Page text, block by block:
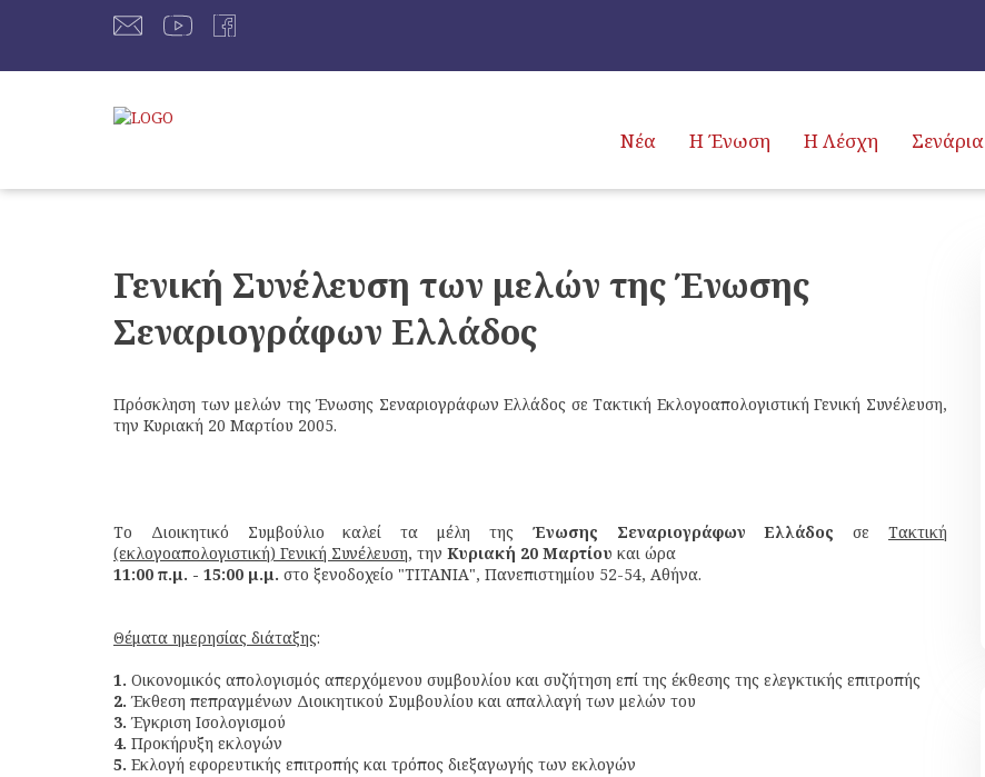
Νέα Η Ένωση Η Λέσχη Σενάρια
Γενική Συνέλευση των μελών της Ένωσης
Σεναριογράφων Ελλάδος
Πρόσκληση των μελών της Ένωσης Σεναριογράφων Ελλάδος σε Τακτική Εκλογοαπολογιστική Γενική Συνέλευση,
την Κυριακή 20 Μαρτίου 2005.
Το Διοικητικό Συμβούλιο καλεί τα μέλη της Ένωσης Σεναριογράφων Ελλάδος σεΤακτική
(εκλογοαπολογιστική) Γενική Συνέλευση, την Κυριακή 20 Μαρτίου και ώρα
11:00 π.μ. - 15:00 μ.μ. στο ξενοδοχείο "ΤΙΤΑΝΙΑ", Πανεπιστημίου 52-54, Αθήνα.
Θέματα ημερησίας διάταξης:
1. Οικονομικός απολογισμός απερχόμενου συμβουλίου και συζήτηση επί της έκθεσης της ελεγκτικής επιτροπής
2. Έκθεση πεπραγμένων Διοικητικού Συμβουλίου και απαλλαγή των μελών του
3. Έγκριση Ισολογισμού
4. Προκήρυξη εκλογών
5. Εκλογή εφορευτικής επιτροπής και τρόπος διεξαγωγής των εκλογών